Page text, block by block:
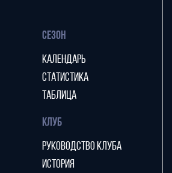
СЕЗОН
КАЛЕНДАРЬ
СТАТИСТИКА
ТАБЛИЦА
КЛУБ
РУКОВОДСТВО КЛУБА
ИСТОРИЯ